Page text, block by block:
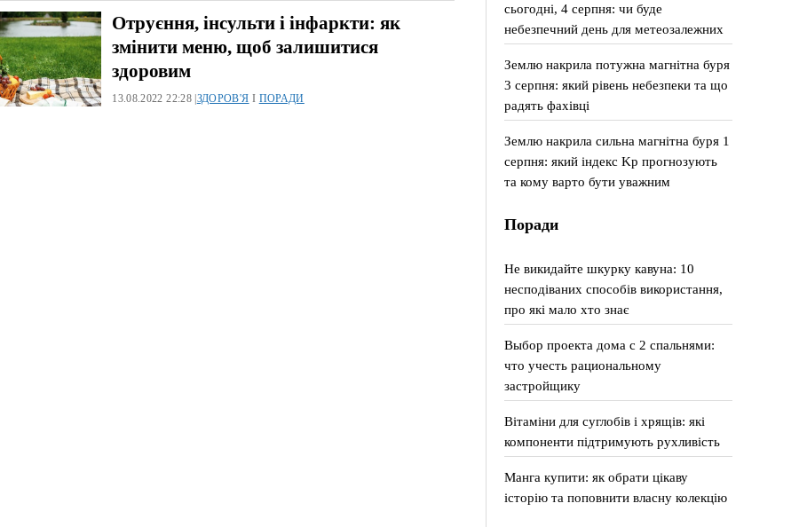
Отруєння, інсульти і інфаркти: як
змінити меню, щоб залишитися
здоровим
13.08.2022 22:28 | ЗДОРОВ'Я І ПОРАДИ
сьогодні, 4 серпня: чи буде
небезпечний день для метеозалежних
Землю накрила потужна магнітна буря
3 серпня: який рівень небезпеки та що
радять фахівці
Землю накрила сильна магнітна буря 1
серпня: який індекс Kp прогнозують
та кому варто бути уважним
Поради
Не викидайте шкурку кавуна: 10
несподіваних способів використання,
про які мало хто знає
Выбор проекта дома с 2 спальнями:
что учесть рациональному
застройщику
Вітаміни для суглобів і хрящів: які
компоненти підтримують рухливість
Манга купити: як обрати цікаву
історію та поповнити власну колекцію